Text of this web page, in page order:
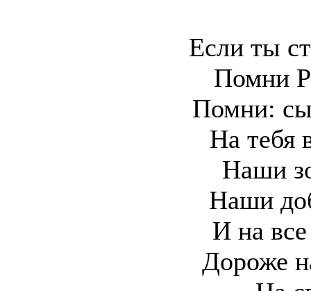
Если ты
Помни
Помни:
На тебя
Наши
Наши
И на все
Дороже